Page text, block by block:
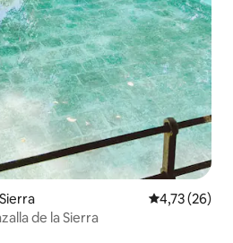
4,73 (26)
de la Sierra